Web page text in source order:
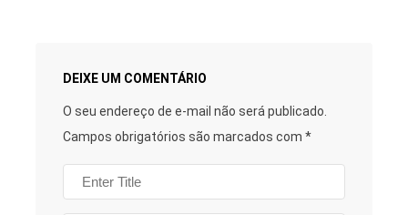
DEIXE UM COMENTÁRIO
O seu endereço de e-mail não será publicado.
Campos obrigatórios são marcados com *